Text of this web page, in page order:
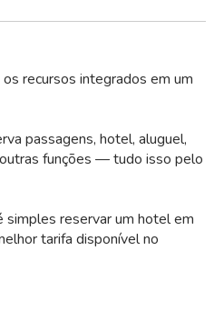
recursos integrados em um
passagens, hotel, aluguel,
funções — tudo isso pelo
simples reservar um hotel em
tarifa disponível no